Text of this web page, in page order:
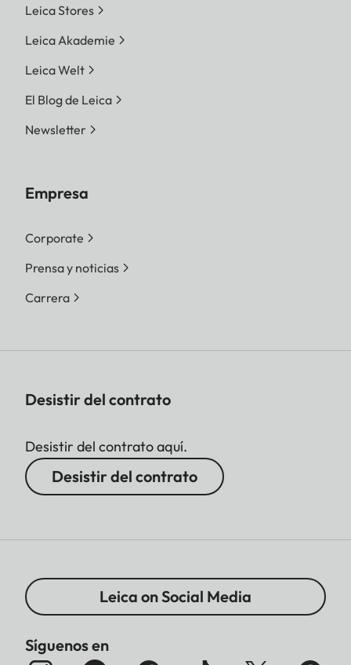
Leica Stores
Leica Akademie
Leica Welt
El Blog de Leica
Newsletter
Empresa
Corporate
Prensa y noticias
Carrera
Desistir del contrato
Desistir del contrato aquí.
Desistir del contrato
Leica on Social Media
Síguenos en